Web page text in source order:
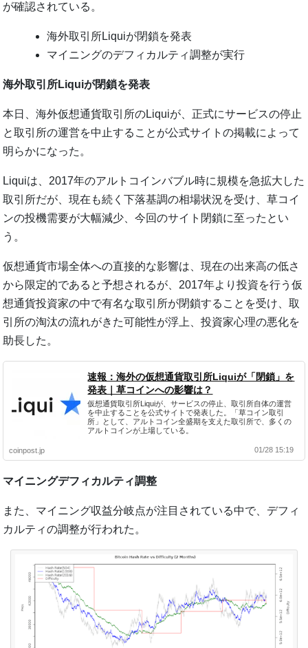
が確認されている。
海外取引所Liquiが閉鎖を発表
マイニングのデフィカルティ調整が実行
海外取引所Liquiが閉鎖を発表
本日、海外仮想通貨取引所のLiquiが、正式にサービスの停止
と取引所の運営を中止することが公式サイトの掲載によって
明らかになった。
Liquiは、2017年のアルトコインバブル時に規模を急拡大した
取引所だが、現在も続く下落基調の相場状況を受け、草コイ
ンの投機需要が大幅減少、今回のサイト閉鎖に至ったとい
う。
仮想通貨市場全体への直接的な影響は、現在の出来高の低さ
から限定的であると予想されるが、2017年より投資を行う仮
想通貨投資家の中で有名な取引所が閉鎖することを受け、取
引所の淘汰の流れがきた可能性が浮上、投資家心理の悪化を
助長した。
速報：海外の仮想通貨取引所Liquiが「閉鎖」を
発表｜草コインへの影響は？
仮想通貨取引所Liquiが、サービスの停止、取引所自体の運営
を中止することを公式サイトで発表した。「草コイン取引
所」として、アルトコイン全盛期を支えた取引所で、多くの
アルトコインが上場している。
coinpost.jp 01/28 15:19
マイニングデフィカルティ調整
また、マイニング収益分岐点が注目されている中で、デフィ
カルティの調整が行われた。